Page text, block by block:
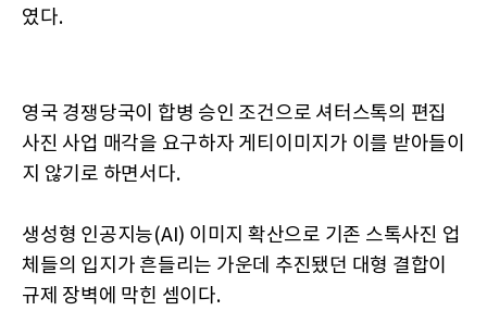
였다.
영국 경쟁당국이 합병 승인 조건으로 셔터스톡의 편집
사진 사업 매각을 요구하자 게티이미지가 이를 받아들이
지 않기로 하면서다.
생성형 인공지능(AI) 이미지 확산으로 기존 스톡사진 업
체들의 입지가 흔들리는 가운데 추진됐던 대형 결합이
규제 장벽에 막힌 셈이다.